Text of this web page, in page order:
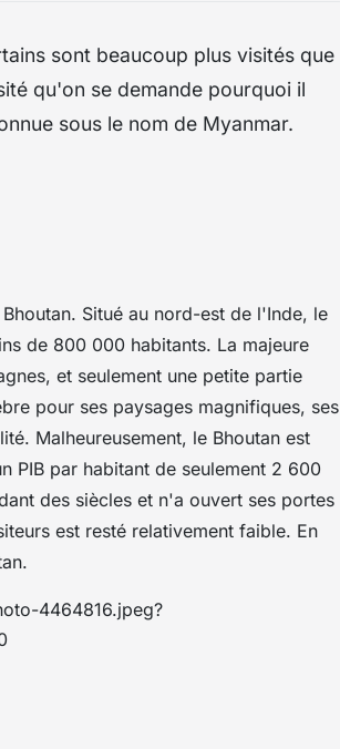
sont beaucoup plus visités que
qu'on se demande pourquoi il
sous le nom de Myanmar.
Situé au nord-est de l'Inde, le
de 800 000 habitants. La majeure
et seulement une petite partie
pour ses paysages magnifiques, ses
Malheureusement, le Bhoutan est
PIB par habitant de seulement 2 600
des siècles et n'a ouvert ses portes
est resté relativement faible. En
4464816.jpeg?